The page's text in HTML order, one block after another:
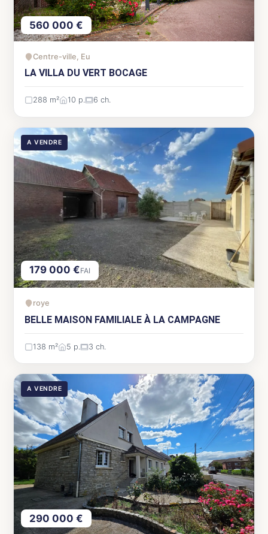
560 000 €
Centre-ville, Eu
LA VILLA DU VERT BOCAGE
288 m² 10 p. 6 ch.
A VENDRE
179 000 €FAI
roye
BELLE MAISON FAMILIALE À LA CAMPAGNE
138 m² 5 p. 3 ch.
A VENDRE
290 000 €